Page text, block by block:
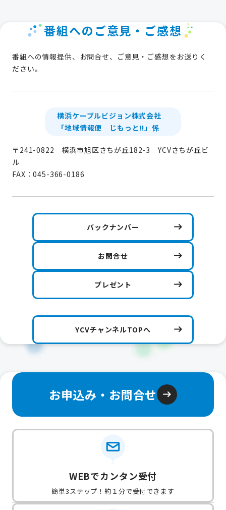
番組へのご意見・ご感想
番組への情報提供、お問合せ、ご意見・ご感想をお送りく
ださい。
横浜ケーブルビジョン株式会社
「地域情報便 じもっと!!」係
〒241-0822 横浜市旭区さちが丘182-3 YCVさちが丘ビ
ル
FAX：045-366-0186
バックナンバー
お問合せ
プレゼント
YCVチャンネルTOPへ
お申込み・お問合せ
WEBでカンタン受付
簡単3ステップ！約１分で受付できます